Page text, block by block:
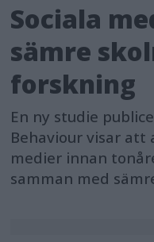
Sociala
sämre
forskning
En ny studie
Behaviour visar att
medier innan
samman med